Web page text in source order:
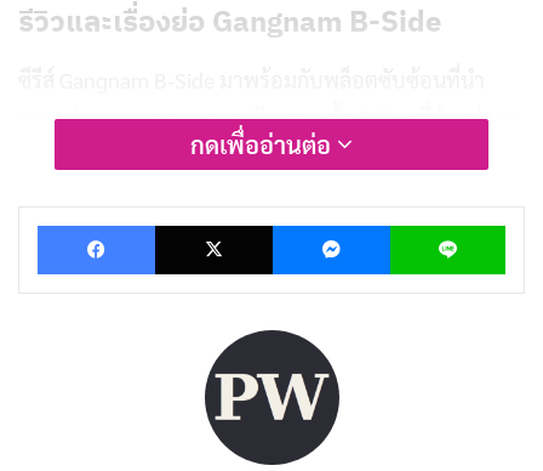
รีวิวและเรื่องย่อ Gangnam B-Side
เสนอผ่านหลายมุมมองของตัวละคร ทั้ง Gil-ho ที่ต้องต่อกร
กับกลุ่มอันธพาลและตัวละครรอบข้างที่อยู่ในวงการมืด ไม่
การสานเรื่องราว แต่ด้วยการข้ามไปมาระหว่างตัวละครและ
เหตุการณ์ต่างๆ ทำให้บางครั้งการดำเนินเรื่องดูซับซ้อนเกิน
ซีรีส์ยังมีการแบ่งแยกความดีและความชั่วอย่างชัดเจน แม้
เรื่องราวจะอยู่ในวงการที่มีสีเทา บทบาทของ Gil-ho ที่เป็น
คนในวงการค้ามนุษย์ กลับถูกนำเสนอให้ดูเหมือนเขาเป็น
กดเพื่ออ่านต่อ
Facebook X Messenger Line